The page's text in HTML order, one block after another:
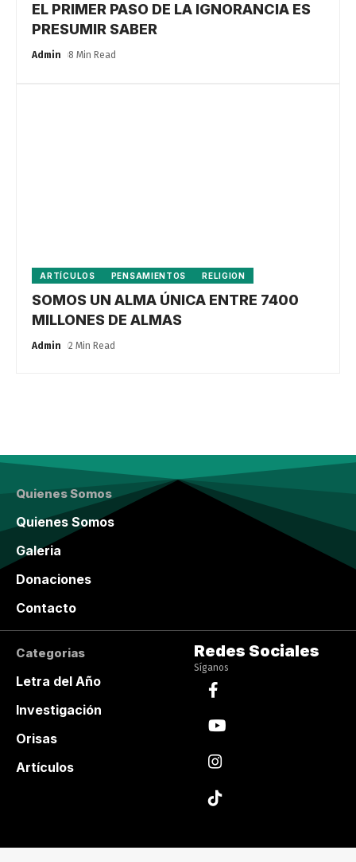
EL PRIMER PASO DE LA IGNORANCIA ES
PRESUMIR SABER
Admin 8 Min Read
ARTÍCULOS PENSAMIENTOS RELIGION
SOMOS UN ALMA ÚNICA ENTRE 7400
MILLONES DE ALMAS
Admin 2 Min Read
Quienes Somos
Quienes Somos
Galeria
Donaciones
Contacto
Categorias
Letra del Año
Investigación
Orisas
Artículos
Redes Sociales
Síganos